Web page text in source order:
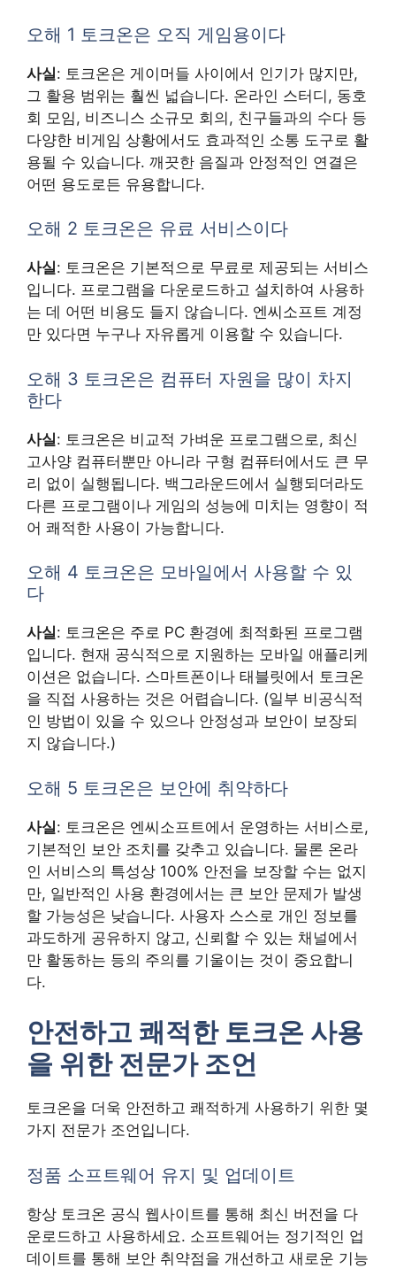
오해 1 토크온은 오직 게임용이다
사실: 토크온은 게이머들 사이에서 인기가 많지만,
그 활용 범위는 훨씬 넓습니다. 온라인 스터디, 동호
회 모임, 비즈니스 소규모 회의, 친구들과의 수다 등
다양한 비게임 상황에서도 효과적인 소통 도구로 활
용될 수 있습니다. 깨끗한 음질과 안정적인 연결은
어떤 용도로든 유용합니다.
오해 2 토크온은 유료 서비스이다
사실: 토크온은 기본적으로 무료로 제공되는 서비스
입니다. 프로그램을 다운로드하고 설치하여 사용하
는 데 어떤 비용도 들지 않습니다. 엔씨소프트 계정
만 있다면 누구나 자유롭게 이용할 수 있습니다.
오해 3 토크온은 컴퓨터 자원을 많이 차지
한다
사실: 토크온은 비교적 가벼운 프로그램으로, 최신
고사양 컴퓨터뿐만 아니라 구형 컴퓨터에서도 큰 무
리 없이 실행됩니다. 백그라운드에서 실행되더라도
다른 프로그램이나 게임의 성능에 미치는 영향이 적
어 쾌적한 사용이 가능합니다.
오해 4 토크온은 모바일에서 사용할 수 있
다
사실: 토크온은 주로 PC 환경에 최적화된 프로그램
입니다. 현재 공식적으로 지원하는 모바일 애플리케
이션은 없습니다. 스마트폰이나 태블릿에서 토크온
을 직접 사용하는 것은 어렵습니다. (일부 비공식적
인 방법이 있을 수 있으나 안정성과 보안이 보장되
지 않습니다.)
오해 5 토크온은 보안에 취약하다
사실: 토크온은 엔씨소프트에서 운영하는 서비스로,
기본적인 보안 조치를 갖추고 있습니다. 물론 온라
인 서비스의 특성상 100% 안전을 보장할 수는 없지
만, 일반적인 사용 환경에서는 큰 보안 문제가 발생
할 가능성은 낮습니다. 사용자 스스로 개인 정보를
과도하게 공유하지 않고, 신뢰할 수 있는 채널에서
만 활동하는 등의 주의를 기울이는 것이 중요합니
다.
안전하고 쾌적한 토크온 사용
을 위한 전문가 조언
토크온을 더욱 안전하고 쾌적하게 사용하기 위한 몇
가지 전문가 조언입니다.
정품 소프트웨어 유지 및 업데이트
항상 토크온 공식 웹사이트를 통해 최신 버전을 다
운로드하고 사용하세요. 소프트웨어는 정기적인 업
데이트를 통해 보안 취약점을 개선하고 새로운 기능